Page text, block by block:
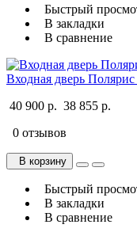
Быстрый
В закладки
В сравнение
Входная дверь
40 900 р. 38 855 р.
0 отзывов
В корзину
Быстрый
В закладки
В сравнение